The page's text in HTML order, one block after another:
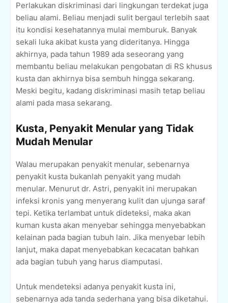
Perlakukan diskriminasi dari lingkungan terdekat juga
beliau alami. Beliau menjadi sulit bergaul terlebih saat
itu kondisi kesehatannya mulai memburuk. Banyak
sekali luka akibat kusta yang dideritanya. Hingga
akhirnya, pada tahun 1989 ada seseorang yang
membantu beliau melakukan pengobatan di RS khusus
kusta dan akhirnya bisa sembuh hingga sekarang.
Meski begitu, kadang diskriminasi masih tetap beliau
alami pada masa sekarang.
Kusta, Penyakit Menular yang Tidak
Mudah Menular
Walau merupakan penyakit menular, sebenarnya
penyakit kusta bukanlah penyakit yang mudah
menular. Menurut dr. Astri, penyakit ini merupakan
infeksi kronis yang menyerang kulit dan ujunga saraf
tepi. Ketika terlambat untuk dideteksi, maka akan
kuman kusta akan menyebar sehingga menyebabkan
kelainan pada bagian tubuh lain. Jika menyebar lebih
lanjut, maka dapat menyebabkan kecacatan bahkan
ada bagian tubuh yang harus diamputasi.
Untuk mendeteksi adanya penyakit kusta ini,
sebenarnya ada tanda sederhana yang bisa diketahui.